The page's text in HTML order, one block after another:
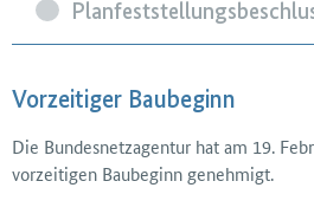
Vorzeitiger Baubeginn
Die Bundesnetzagentur hat am 19.
vorzeitigen Baubeginn genehmigt.